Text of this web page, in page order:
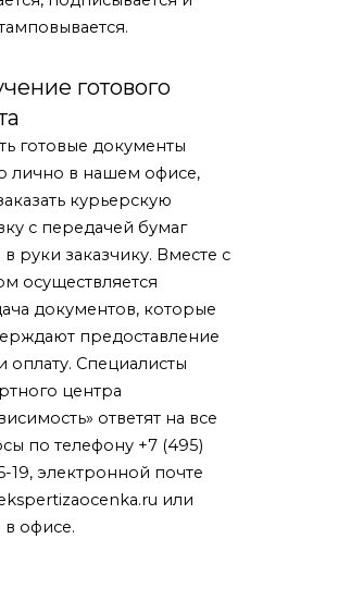
готового
готовые документы
лично в нашем офисе,
курьерскую
с передачей бумаг
руки заказчику. Вместе с
осуществляется
документов, которые
предоставление
оплату. Специалисты
центра
ответят на все
по телефону +7 (495)
19, электронной почте
или
офисе.